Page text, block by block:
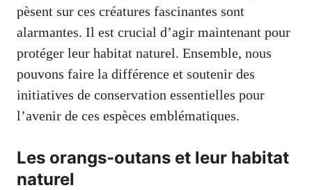
pèsent sur ces créatures fascinantes sont
alarmantes. Il est crucial d’agir maintenant pour
protéger leur habitat naturel. Ensemble, nous
pouvons faire la différence et soutenir des
initiatives de conservation essentielles pour
l’avenir de ces espèces emblématiques.
Les orangs-outans et leur habitat
naturel